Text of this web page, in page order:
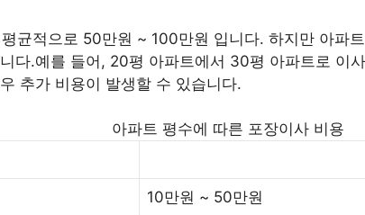
균적으로 50만원 ~ 100만원 입니다. 하지만 아파
다.예를 들어, 20평 아파트에서 30평 아파트로 이
추가 비용이 발생할 수 있습니다.
아파트 평수에 따른 포장이사 비용
10만원 ~ 50만원